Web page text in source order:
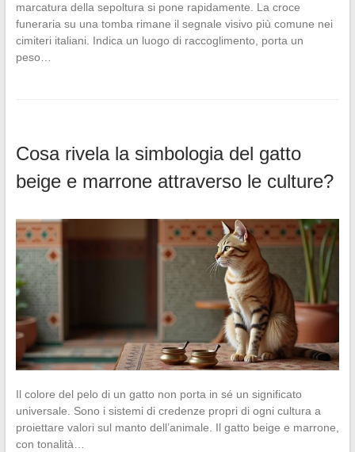
marcatura della sepoltura si pone rapidamente. La croce
funeraria su una tomba rimane il segnale visivo più comune nei
cimiteri italiani. Indica un luogo di raccoglimento, porta un
peso…
Cosa rivela la simbologia del gatto
beige e marrone attraverso le culture?
Il colore del pelo di un gatto non porta in sé un significato
universale. Sono i sistemi di credenze propri di ogni cultura a
proiettare valori sul manto dell’animale. Il gatto beige e marrone,
con tonalità…